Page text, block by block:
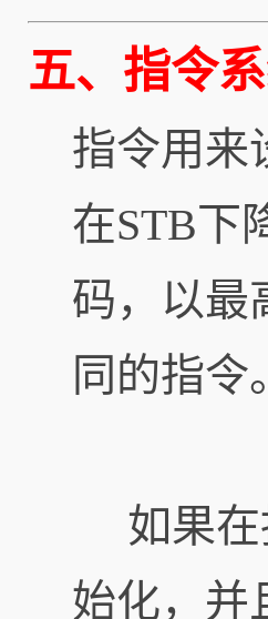
五、指令
指令用来
在STB下
码，以最
同的指令。
如果在
始化，并